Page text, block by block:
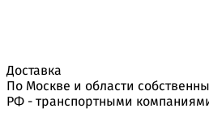
Доставка
По Москве и области
РФ - транспортными